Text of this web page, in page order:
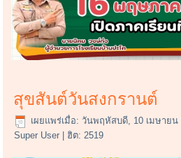
สุขสันต์วันสงกรานต์
เผยแพร่เมื่อ: วันพฤหัสบดี, 10 เมษายน
Super User | ฮิต: 2519